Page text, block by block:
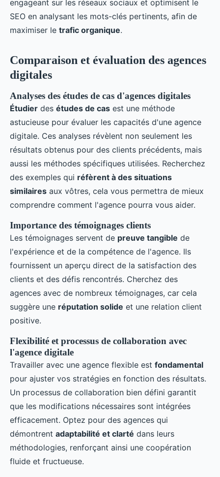
engageant sur les réseaux sociaux et optimisent le
SEO en analysant les mots-clés pertinents, afin de
maximiser le trafic organique.
Comparaison et évaluation des agences
digitales
Analyses des études de cas d'agences digitales
Étudier des études de cas est une méthode
astucieuse pour évaluer les capacités d'une agence
digitale. Ces analyses révèlent non seulement les
résultats obtenus pour des clients précédents, mais
aussi les méthodes spécifiques utilisées. Recherchez
des exemples qui réfèrent à des situations
similaires aux vôtres, cela vous permettra de mieux
comprendre comment l'agence pourra vous aider.
Importance des témoignages clients
Les témoignages servent de preuve tangible de
l'expérience et de la compétence de l'agence. Ils
fournissent un aperçu direct de la satisfaction des
clients et des défis rencontrés. Cherchez des
agences avec de nombreux témoignages, car cela
suggère une réputation solide et une relation client
positive.
Flexibilité et processus de collaboration avec
l'agence digitale
Travailler avec une agence flexible est fondamental
pour ajuster vos stratégies en fonction des résultats.
Un processus de collaboration bien défini garantit
que les modifications nécessaires sont intégrées
efficacement. Optez pour des agences qui
démontrent adaptabilité et clarté dans leurs
méthodologies, renforçant ainsi une coopération
fluide et fructueuse.